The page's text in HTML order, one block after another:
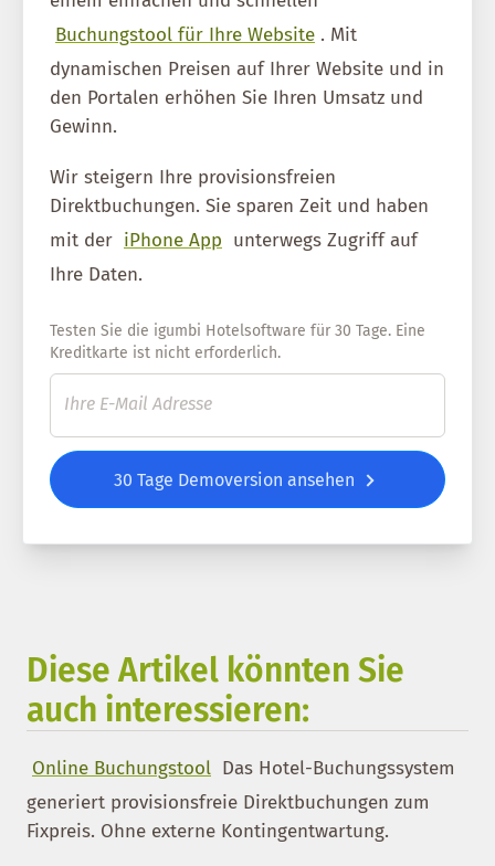
Buchungstool für Ihre Website . Mit
dynamischen Preisen auf Ihrer Website und in
den Portalen erhöhen Sie Ihren Umsatz und
Gewinn.
Wir steigern Ihre provisionsfreien
Direktbuchungen. Sie sparen Zeit und haben
mit der iPhone App unterwegs Zugriff auf
Ihre Daten.
Testen Sie die igumbi Hotelsoftware für 30 Tage. Eine
Kreditkarte ist nicht erforderlich.
30 Tage Demoversion ansehen
Diese Artikel könnten Sie
auch interessieren:
Online Buchungstool Das Hotel-Buchungssystem
generiert provisionsfreie Direktbuchungen zum
Fixpreis. Ohne externe Kontingentwartung.